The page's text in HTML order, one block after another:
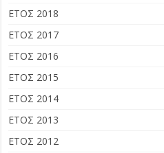
ΕΤΟΣ 2018
ΕΤΟΣ 2017
ΕΤΟΣ 2016
ΕΤΟΣ 2015
ΕΤΟΣ 2014
ΕΤΟΣ 2013
ΕΤΟΣ 2012